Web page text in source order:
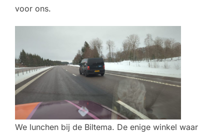
voor ons.
We lunchen bij de Biltema. De enige winkel waar